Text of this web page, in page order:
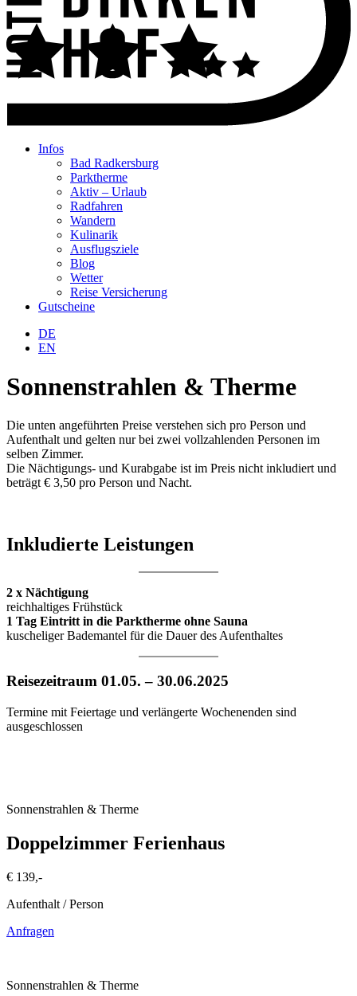
Infos
Bad Radkersburg
Parktherme
Aktiv – Urlaub
Radfahren
Wandern
Kulinarik
Ausflugsziele
Blog
Wetter
Reise Versicherung
Gutscheine
Warenkorb
DE
EN
Sonnenstrahlen & Therme
Die unten angeführten Preise verstehen sich pro Person und
Aufenthalt und gelten nur bei zwei vollzahlenden Personen im
selben Zimmer.
Die Nächtigungs- und Kurabgabe ist im Preis nicht inkludiert und
beträgt € 3,50 pro Person und Nacht.
Inkludierte Leistungen
2 x Nächtigung
reichhaltiges Frühstück
1 Tag Eintritt in die Parktherme ohne Sauna
kuscheliger Bademantel für die Dauer des Aufenthaltes
Reisezeitraum 01.05. – 30.06.2025
Termine mit Feiertage und verlängerte Wochenenden sind
ausgeschlossen
Sonnenstrahlen & Therme
Doppelzimmer Ferienhaus
€ 139,-
Aufenthalt / Person
Anfragen
Sonnenstrahlen & Therme